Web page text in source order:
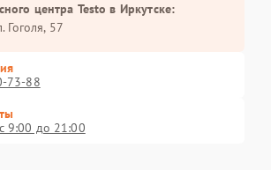
центра Testo в Иркутске:
​Гоголя, 57
73-88
9:00 до 21:00